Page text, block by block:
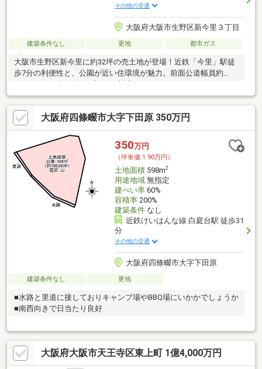
その他の交通
大阪府大阪市生野区新今里３丁目
建築条件なし 更地 都市ガス
大阪市生野区新今里に約32坪の売土地が登場！近鉄「今里」駅徒
歩7分の利便性と、公園が近い住環境が魅力。前面公道幅員約
大阪府四條畷市大字下田原 350万円
350万円
（坪単価:1.90万円）
土地面積598m2
用途地域無指定
建ぺい率60%
容積率200%
建築条件なし
近鉄けいはんな線 白庭台駅 徒歩31
分
その他の交通
大阪府四條畷市大字下田原
建築条件なし 更地
■水路と里道に接しておりキャンプ場やBBQ場にいかかでしょうか
■南西向きで日当たり良好
大阪府大阪市天王寺区東上町 1億4,000万円